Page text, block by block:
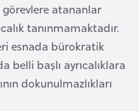
atananlar
tanınmamaktadır.
esnada bürokratik
belli başlı ayrıcalıklara
dokunulmazlıkları